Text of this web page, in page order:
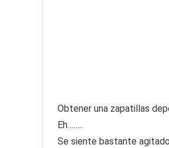
Obtener una zapatillas
Eh……..
Se siente bastante